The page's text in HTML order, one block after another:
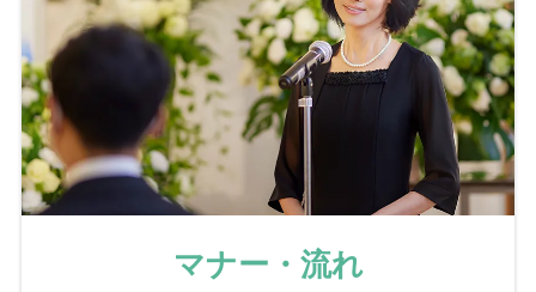
マナー・流れ